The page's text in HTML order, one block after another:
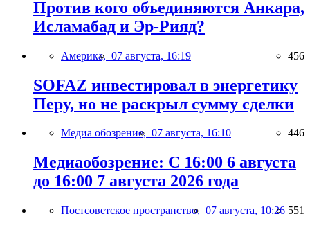
Против кого объединяются Анкара,
Исламабад и Эр-Рияд?
Америка, 07 августа, 16:19 456
SOFAZ инвестировал в энергетику
Перу, но не раскрыл сумму сделки
Медиа обозрение, 07 августа, 16:10 446
Медиаобозрение: С 16:00 6 августа
до 16:00 7 августа 2026 года
Постсоветское пространство, 07 августа, 10:26 551